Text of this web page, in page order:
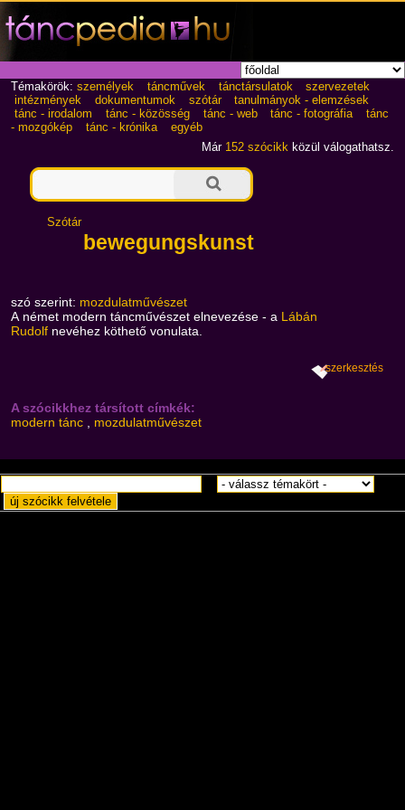
Témakörök: személyek táncművek tánctársulatok
szervezetek
intézmények
dokumentumok szótár
tanulmányok - elemzések
tánc - irodalom
tánc - közösség tánc - web tánc - fotográfia
tánc
- mozgókép
tánc - krónika
egyéb
Már 152 szócikk közül válogathatsz.
Szótár
bewegungskunst
szó szerint: mozdulatművészet
A német modern táncművészet elnevezése - a Lábán
Rudolf nevéhez köthető vonulata.
szerkesztés
A szócikkhez társított címkék:
modern tánc
mozdulatművészet